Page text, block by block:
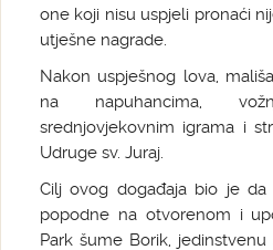
one koji nisu uspjeli pronaći
utješne nagrade.
Nakon uspješnog lova,
na napuhancima,
srednjovjekovnim igrama i
Udruge sv. Juraj.
Cilj ovog događaja bio je
popodne na otvorenom i
Park šume Borik,